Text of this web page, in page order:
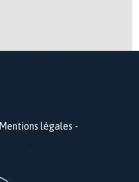
Mentions légales -